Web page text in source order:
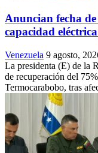
Anuncian fecha
capacidad
Venezuela 9 agosto,
La presidenta (E) de la
de recuperación del
Termocarabobo, tras